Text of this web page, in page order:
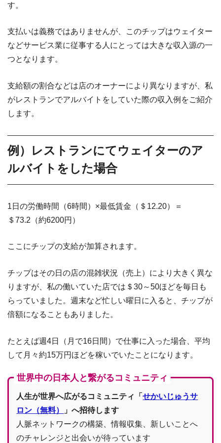
す。
支払いは義務ではありませんが、このチップはウェイター
などサービス業に従事する人にとっては大きな収入源の一
つとなります。
支給額の割合などは店のオーナーにより異なりますが、私
がレストランでアルバイトをしていた際の収入例をご紹介
します。
例）レストランにてウェイターのア
ルバイトをした場合
1日の労働時間（6時間）×最低賃金（＄12.20）＝
＄73.2（約6200円）
ここにチップの支給が加算されます。
チップはその日の店の混雑状況（売上）により大きく異な
りますが、私の働いていた店では＄30～50ほどを毎日も
らっていました。週末など忙しい曜日に入ると、チップが
倍額になることもありました。
たとえば週4日（月で16日間）で仕事に入った場合、平均
して月々約15万円ほどを稼いでいたことになります。
世界中の日本人と繋がるコミュニティ
人生が世界へ広がるコミュニティ「せかいじゅうサ
ロン（無料）
」へ招待します
人脈ネットワークの構築、情報収集、新しいことへ
のチャレンジと出会いが待っています